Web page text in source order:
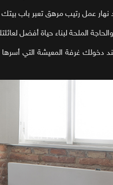
عمل رتيب مرهق تعبر باب بيتك
الملحة لبناء حياة أفضل
دخولك غرفة المعيشة التي